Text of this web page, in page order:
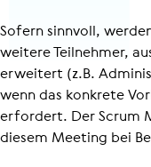
Sofern sinnvoll,
weitere Teilnehmer,
erweitert (z.B.
wenn das konkrete
erfordert. Der Scrum
diesem Meeting bei